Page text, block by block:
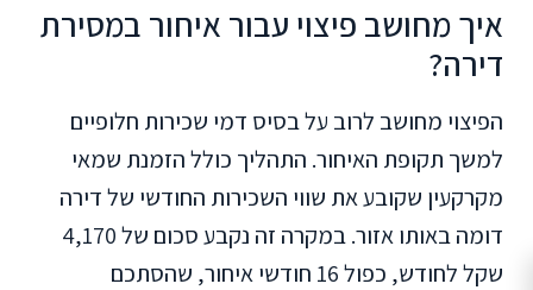
איך מחושב פיצוי עבור איחור במסירת
דירה?
הפיצוי מחושב לרוב על בסיס דמי שכירות חלופיים
למשך תקופת האיחור. התהליך כולל הזמנת שמאי
מקרקעין שקובע את שווי השכירות החודשי של דירה
דומה באותו אזור. במקרה זה נקבע סכום של 4,170
שקל לחודש, כפול 16 חודשי איחור, שהסתכם